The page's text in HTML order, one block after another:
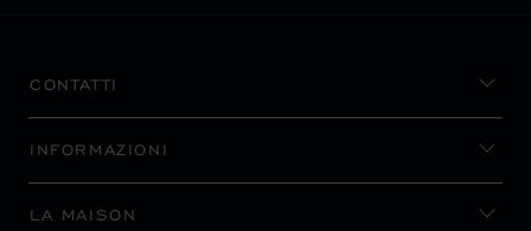
CONTATTI
INFORMAZIONI
LA MAISON